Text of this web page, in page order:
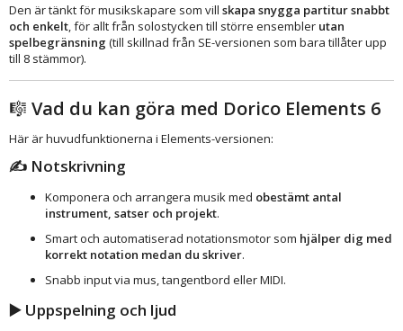
Den är tänkt för musikskapare som vill skapa snygga partitur snabbt
och enkelt , för allt från solostycken till större ensembler utan
spelbegränsning (till skillnad från SE-versionen som bara tillåter upp
till 8 stämmor).
🎼 Vad du kan göra med Dorico Elements 6
Här är huvudfunktionerna i Elements-versionen:
✍️ Notskrivning
Komponera och arrangera musik med obestämt antal
instrument, satser och projekt.
Smart och automatiserad notationsmotor som hjälper dig med
korrekt notation medan du skriver.
Snabb input via mus, tangentbord eller MIDI.
▶️ Uppspelning och ljud